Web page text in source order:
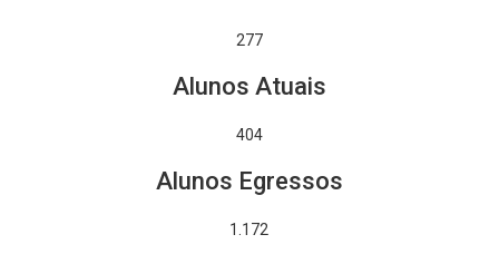
277
Alunos Atuais
404
Alunos Egressos
1.381